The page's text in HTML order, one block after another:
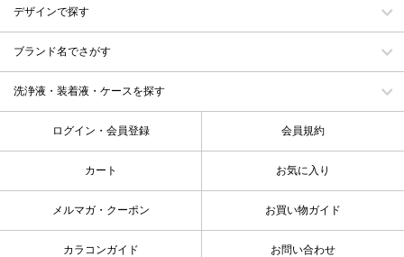
デザインで探す
ブランド名でさがす
洗浄液・装着液・ケースを探す
ログイン・会員登録 会員規約
カート お気に入り
メルマガ・クーポン お買い物ガイド
カラコンガイド お問い合わせ